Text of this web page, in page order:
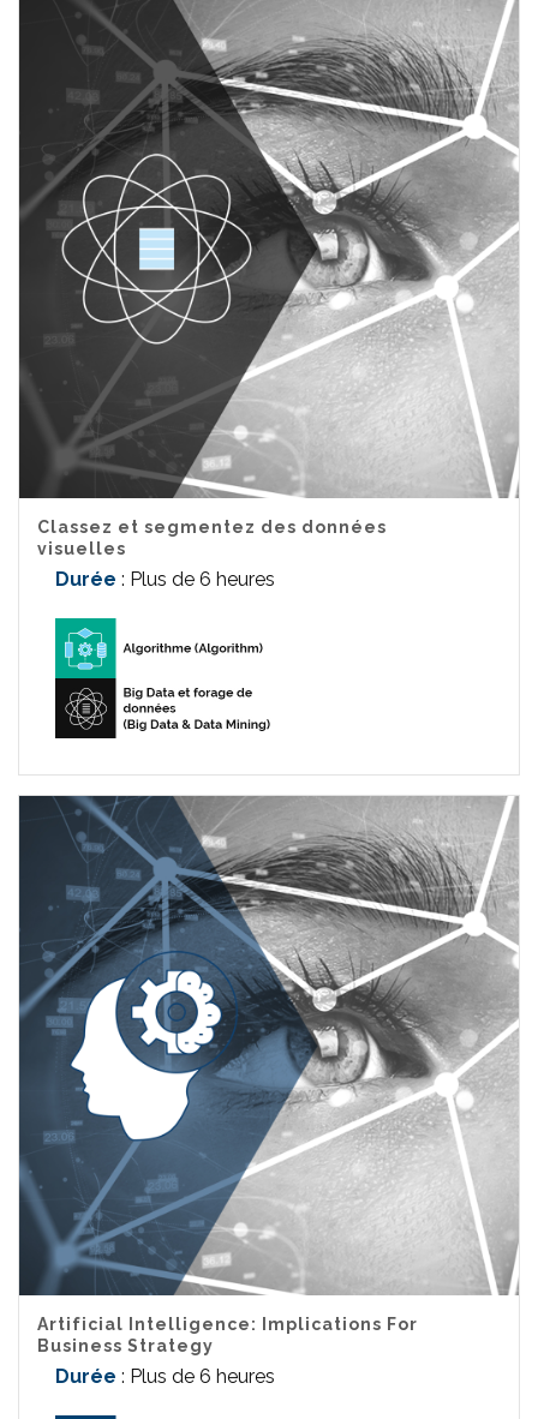
Classez et segmentez des données
visuelles
Durée : Plus de 6 heures
Artificial Intelligence: Implications For
Business Strategy
Durée : Plus de 6 heures